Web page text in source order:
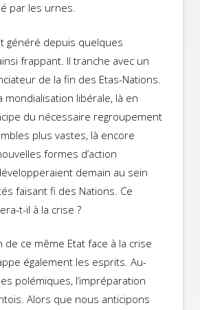
par les urnes.
généré depuis quelques
frappant. Il tranche avec un
de la fin des Etas-Nations.
mondialisation libérale, là en
du nécessaire regroupement
plus vastes, là encore
formes d’action
demain au sein
faisant fi des Nations. Ce
t-il à la crise ?
de ce même Etat face à la crise
également les esprits. Au-
polémiques, l’impréparation
Alors que nous anticipons